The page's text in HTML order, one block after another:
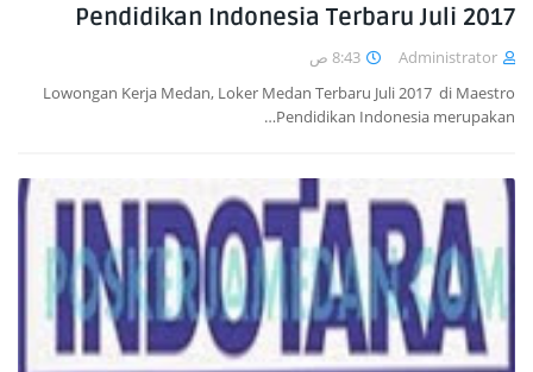
Pendidikan Indonesia Terbaru Juli 2017
Administrator
8:43 ص
Lowongan Kerja Medan, Loker Medan Terbaru Juli 2017 di Maestro
Pendidikan Indonesia merupakan…